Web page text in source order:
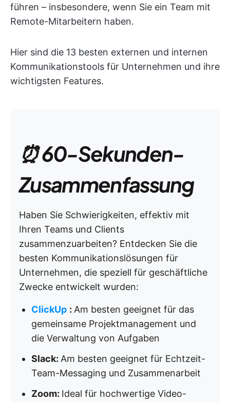
führen – insbesondere, wenn Sie ein Team mit
Remote-Mitarbeitern haben.
Hier sind die 13 besten externen und internen
Kommunikationstools für Unternehmen und ihre
wichtigsten Features.
⏰ 60-Sekunden-
Zusammenfassung
Haben Sie Schwierigkeiten, effektiv mit
Ihren Teams und Clients
zusammenzuarbeiten? Entdecken Sie die
besten Kommunikationslösungen für
Unternehmen, die speziell für geschäftliche
Zwecke entwickelt wurden:
ClickUp : Am besten geeignet für das
gemeinsame Projektmanagement und
die Verwaltung von Aufgaben
Slack: Am besten geeignet für Echtzeit-
Team-Messaging und Zusammenarbeit
Zoom: Ideal für hochwertige Video-